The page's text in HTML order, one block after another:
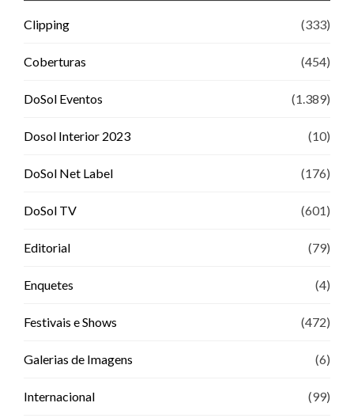
Clipping (333)
Coberturas (454)
DoSol Eventos (1.389)
Dosol Interior 2023 (10)
DoSol Net Label (176)
DoSol TV (601)
Editorial (79)
Enquetes (4)
Festivais e Shows (472)
Galerias de Imagens (6)
Internacional (99)